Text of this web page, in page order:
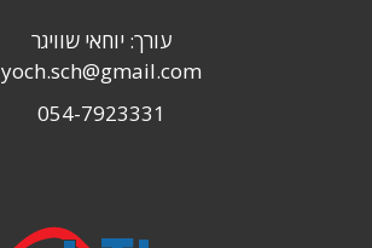
עורך: יוחאי שוויגר
yoch.sch@gmail.com
054-7923331